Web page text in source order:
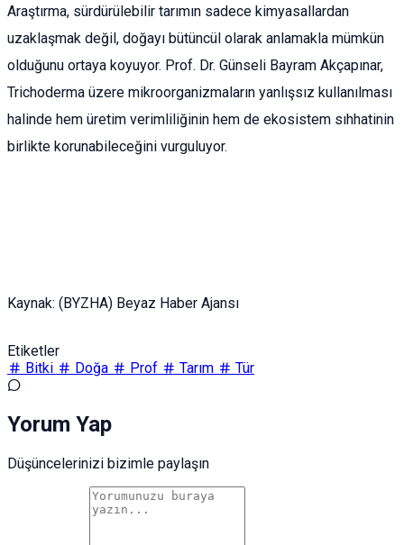
Araştırma, sürdürülebilir tarımın sadece kimyasallardan
uzaklaşmak değil, doğayı bütüncül olarak anlamakla mümkün
olduğunu ortaya koyuyor. Prof. Dr. Günseli Bayram Akçapınar,
Trichoderma üzere mikroorganizmaların yanlışsız kullanılması
halinde hem üretim verimliliğinin hem de ekosistem sıhhatinin
birlikte korunabileceğini vurguluyor.
Kaynak: (BYZHA) Beyaz Haber Ajansı
Etiketler
Bitki
Doğa Prof Tarım Tür
Yorum Yap
Düşüncelerinizi bizimle paylaşın